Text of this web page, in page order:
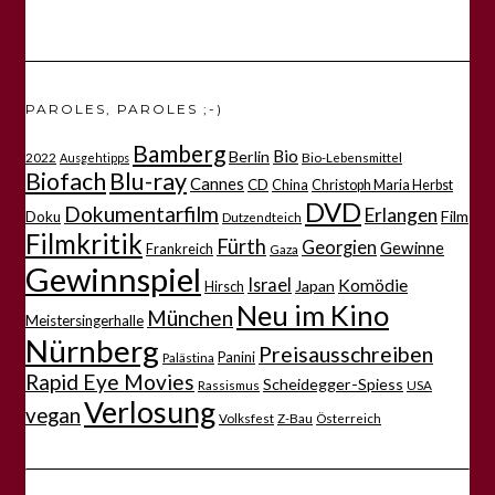
PAROLES, PAROLES ;-)
2022 Ausgehtipps BambergBerlin Bio Bio-Lebensmittel
Biofach Blu-rayCannes CD China Christoph Maria Herbst
Doku Dokumentarfilm Dutzendteich DVD Erlangen Film
Filmkritik Frankreich Fürth Gaza Georgien Gewinne
Gewinnspiel Hirsch Israel Japan Komödie
Meistersingerhalle München Neu im Kino
Nürnberg Palästina Panini Preisausschreiben
Rapid Eye Movies Rassismus Scheidegger-Spiess USA
veganVerlosung Volksfest Z-Bau Österreich